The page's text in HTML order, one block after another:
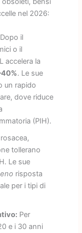
nel 2026:
il
o il
accelera la
. Le sue
un rapido
dove riduce
(PIH).
tollerano
Le sue
risposta
per i tipi di
Per
e i 30 anni